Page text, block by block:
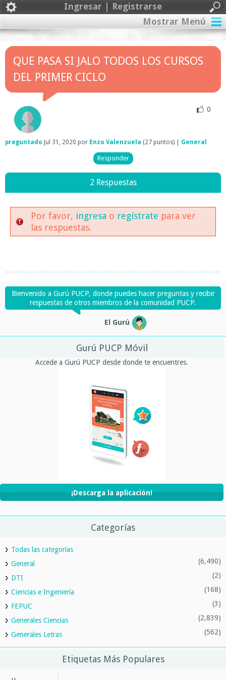
Ingresar | Registrarse
Mostrar Menú
QUE PASA SI JALO TODOS LOS CURSOS
DEL PRIMER CICLO
0
preguntado Jul 31, 2020 por Enzo Valenzuela (27 puntos) General
2 Respuestas
Por favor, ingresa o regístrate para ver
las respuestas.
Bienvenido a Gurú PUCP, donde puedes hacer preguntas y recibir
respuestas de otros miembros de la comunidad PUCP.
El Gurú
Gurú PUCP Móvil
Accede a Gurú PUCP desde donde te encuentres.
¡Descarga la aplicación!
Categorías
Todas las categorías
General
(6,490)
DTI (2)
Ciencias e Ingeniería (168)
FEPUC (3)
Generales Ciencias (2,839)
Generales Letras (562)
Etiquetas Más Populares